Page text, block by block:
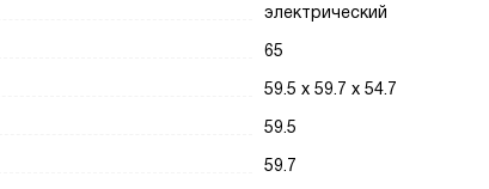
электрический
65
59.5 x 59.7 x 54.7
59.5
59.7